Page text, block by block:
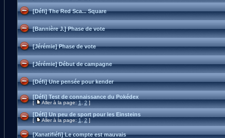
[Défi] The Red Sca... Square
[Bannière J.] Phase de vote
[Jérémie] Phase de vote
[Jérémie] Début de campagne
[Défi] Une pensée pour kender
[Défi] Test de connaissance du Pokédex
[ Aller à la page:1,2]
[Défi] Un peu de sport pour les Einsteins
[ Aller à la page:1,2]
[Xanatifiéfi] Le compte est mauvais